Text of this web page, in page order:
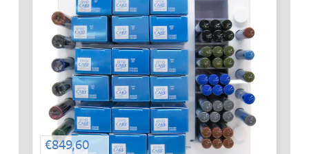
€849,60
IN DEN WARENKORB